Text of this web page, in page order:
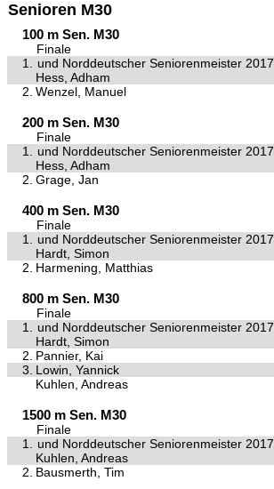
Senioren M30
100 m Sen. M30
Finale
1.
und Norddeutscher Seniorenmeister 2017
Hess, Adham
2. Wenzel, Manuel
200 m Sen. M30
Finale
1.
und Norddeutscher Seniorenmeister 2017
Hess, Adham
2. Grage, Jan
400 m Sen. M30
Finale
1.
und Norddeutscher Seniorenmeister 2017
Hardt, Simon
2. Harmening, Matthias
800 m Sen. M30
Finale
1.
und Norddeutscher Seniorenmeister 2017
Hardt, Simon
2. Pannier, Kai
3. Lowin, Yannick
Kuhlen, Andreas
1500 m Sen. M30
Finale
1.
und Norddeutscher Seniorenmeister 2017
Kuhlen, Andreas
2. Bausmerth, Tim